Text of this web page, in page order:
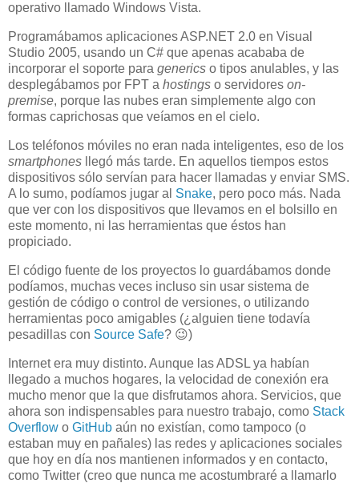
operativo llamado Windows Vista.
Programábamos aplicaciones ASP.NET 2.0 en Visual
Studio 2005, usando un C# que apenas acababa de
incorporar el soporte para generics o tipos anulables, y las
desplegábamos por FPT a hostings o servidores on-
premise, porque las nubes eran simplemente algo con
formas caprichosas que veíamos en el cielo.
Los teléfonos móviles no eran nada inteligentes, eso de los
smartphones llegó más tarde. En aquellos tiempos estos
dispositivos sólo servían para hacer llamadas y enviar SMS.
A lo sumo, podíamos jugar al Snake, pero poco más. Nada
que ver con los dispositivos que llevamos en el bolsillo en
este momento, ni las herramientas que éstos han
propiciado.
El código fuente de los proyectos lo guardábamos donde
podíamos, muchas veces incluso sin usar sistema de
gestión de código o control de versiones, o utilizando
herramientas poco amigables (¿alguien tiene todavía
pesadillas con Source Safe? 😉)
Internet era muy distinto. Aunque las ADSL ya habían
llegado a muchos hogares, la velocidad de conexión era
mucho menor que la que disfrutamos ahora. Servicios, que
ahora son indispensables para nuestro trabajo, como Stack
Overflow o GitHub aún no existían, como tampoco (o
estaban muy en pañales) las redes y aplicaciones sociales
que hoy en día nos mantienen informados y en contacto,
como Twitter (creo que nunca me acostumbraré a llamarlo